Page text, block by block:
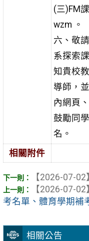
相關公告
(三)FM
wzm 。
六、敬
系探索
知貴校
導師，
內網頁
鼓勵同
名。
相關附件
【2026-07-02
【2026-07-02
考名單、體育學期補